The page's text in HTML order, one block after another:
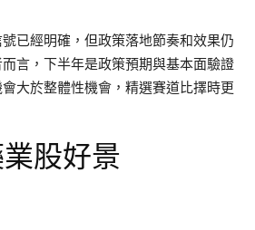
已經明確，但政策落地節奏和效果仍
言，下半年是政策預期與基本面驗證
大於整體性機會，精選賽道比擇時更
股好景